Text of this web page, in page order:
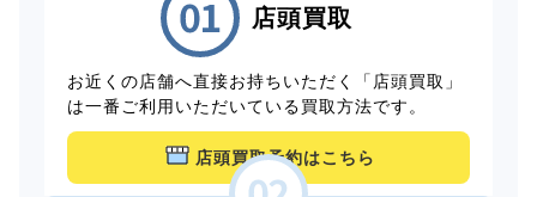
店頭買取
お近くの店舗へ直接お持ちいただく「店頭買取」
は一番ご利用いただいている買取方法です。
店頭買取予約はこちら